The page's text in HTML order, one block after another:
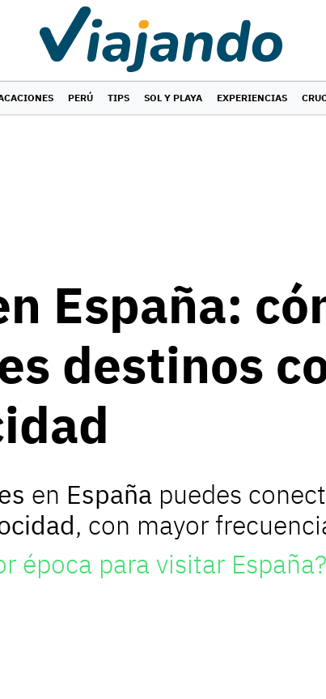
PERÚ TIPS SOL Y PLAYA EXPERIENCIAS
España:
destinos
en España puedes
, con mayor
época para visitar España?